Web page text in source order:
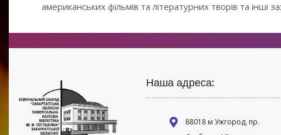
американських фільмів та літературних творів та
Наша адреса:
88018 м Ужгород, пр.